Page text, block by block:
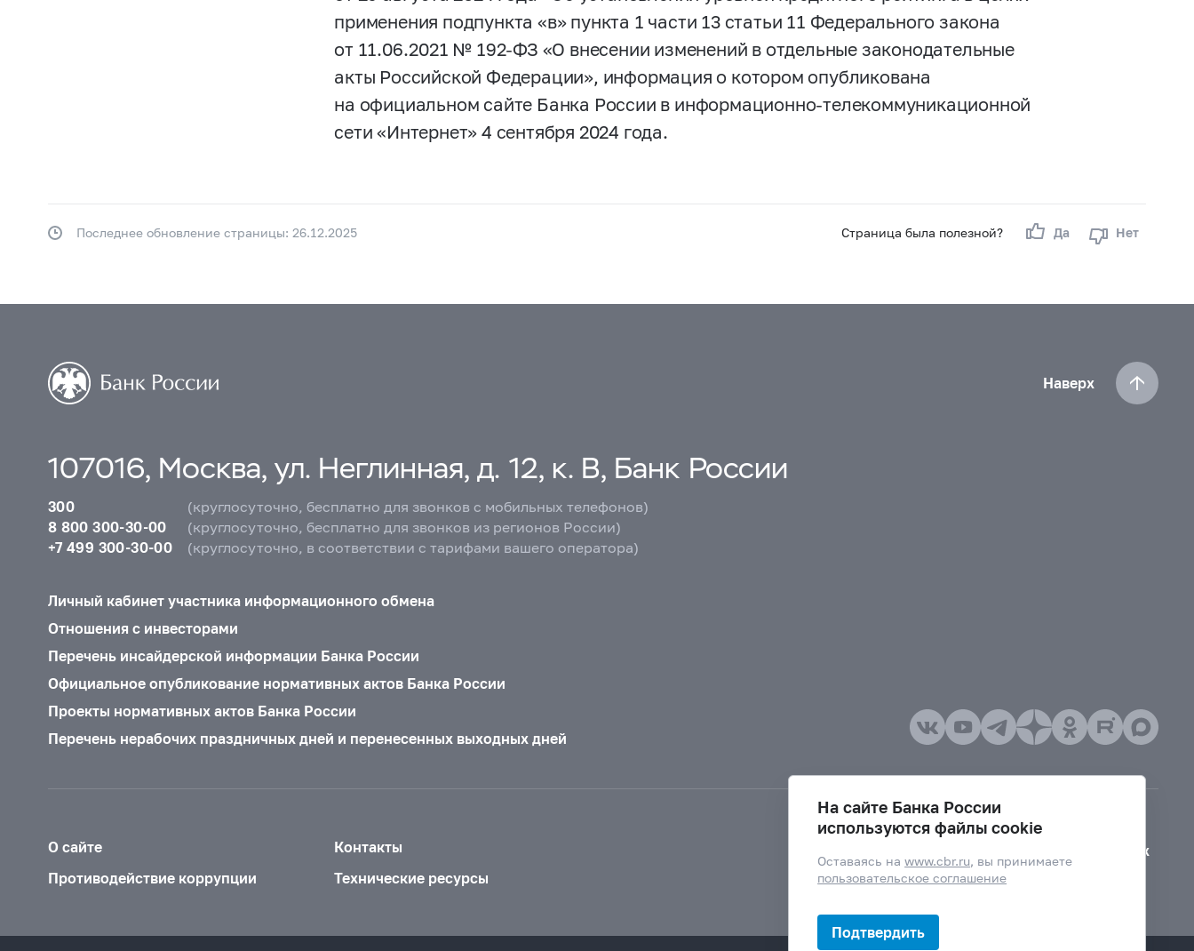
применения подпункта «в» пункта 1 части 13 статьи 11 Федерального закона
от 11.06.2021 № 192-ФЗ «О внесении изменений в отдельные законодательные
акты Российской Федерации», информация о котором опубликована
на официальном сайте Банка России в информационно-телекоммуникационной
сети «Интернет» 4 сентября 2024 года.
Страница была полезной? Да Нет
Последнее обновление страницы: 26.12.2025
Наверх
107016, Москва, ул. Неглинная, д. 12, к. В, Банк России
300
(круглосуточно, бесплатно для звонков с мобильных телефонов)
8 800 300-30-00
(круглосуточно, бесплатно для звонков из регионов России)
+7 499 300-30-00
(круглосуточно, в соответствии с тарифами вашего оператора)
Личный кабинет участника информационного обмена
Отношения с инвесторами
Перечень инсайдерской информации Банка России
Официальное опубликование нормативных актов Банка России
Проекты нормативных актов Банка России
Перечень нерабочих праздничных дней и перенесенных выходных дней
О сайте
Контакты
Противодействие коррупции
Технические ресурсы
Версия для слабовидящих
На сайте Банка России
используются файлы cookie
Оставаясь наwww.cbr.ru, вы принимаете
пользовательское соглашение
Подтвердить